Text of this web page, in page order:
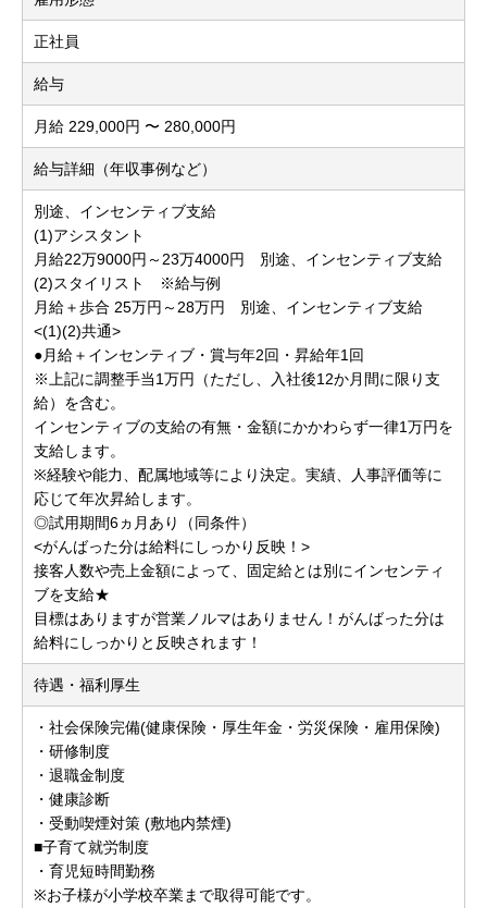
正社員
給与
月給 229,000円 〜 280,000円
給与詳細（年収事例など）
別途、インセンティブ支給
(1)アシスタント
月給22万9000円～23万4000円 別途、インセンティブ支給
(2)スタイリスト ※給与例
月給＋歩合 25万円～28万円 別途、インセンティブ支給
<(1)(2)共通>
●月給＋インセンティブ・賞与年2回・昇給年1回
※上記に調整手当1万円（ただし、入社後12か月間に限り支
給）を含む。
インセンティブの支給の有無・金額にかかわらず一律1万円を
支給します。
※経験や能力、配属地域等により決定。実績、人事評価等に
応じて年次昇給します。
◎試用期間6ヵ月あり（同条件）
<がんばった分は給料にしっかり反映！>
接客人数や売上金額によって、固定給とは別にインセンティ
ブを支給★
目標はありますが営業ノルマはありません！がんばった分は
給料にしっかりと反映されます！
待遇・福利厚生
・社会保険完備(健康保険・厚生年金・労災保険・雇用保険)
・研修制度
・退職金制度
・健康診断
・受動喫煙対策 (敷地内禁煙)
■子育て就労制度
・育児短時間勤務
※お子様が小学校卒業まで取得可能です。